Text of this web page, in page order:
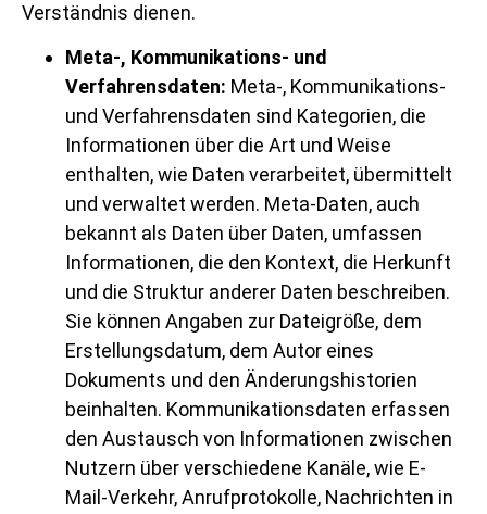
Verständnis dienen.
Meta-, Kommunikations- und
Verfahrensdaten: Meta-, Kommunikations-
und Verfahrensdaten sind Kategorien, die
Informationen über die Art und Weise
enthalten, wie Daten verarbeitet, übermittelt
und verwaltet werden. Meta-Daten, auch
bekannt als Daten über Daten, umfassen
Informationen, die den Kontext, die Herkunft
und die Struktur anderer Daten beschreiben.
Sie können Angaben zur Dateigröße, dem
Erstellungsdatum, dem Autor eines
Dokuments und den Änderungshistorien
beinhalten. Kommunikationsdaten erfassen
den Austausch von Informationen zwischen
Nutzern über verschiedene Kanäle, wie E-
Mail-Verkehr, Anrufprotokolle, Nachrichten in